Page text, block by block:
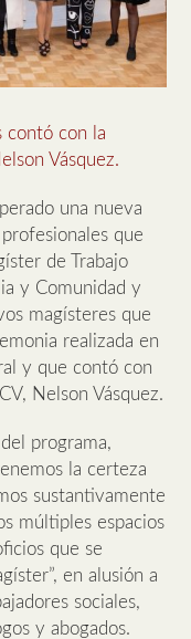
contó con la
Vásquez.
una nueva
que
de Trabajo
y Comunidad y
magísteres que
realizada en
y que contó con
Nelson Vásquez.
programa,
la certeza
sustantivamente
múltiples espacios
que se
en alusión a
sociales,
y abogados.